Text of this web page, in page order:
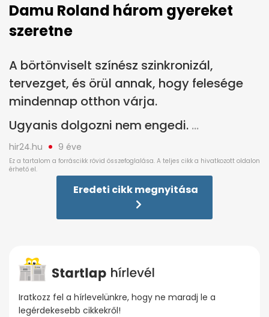
Damu Roland három gyereket
szeretne
A börtönviselt színész szinkronizál,
tervezget, és örül annak, hogy felesége
mindennap otthon várja.
Ugyanis dolgozni nem engedi.
hir24.hu 9 éve
Eredeti cikk megnyitása
Iratkozz fel a hírlevelünkre, hogy ne maradj le a
legérdekesebb cikkekről!